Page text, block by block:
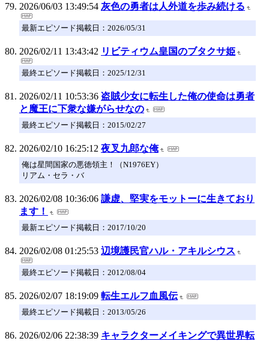
2026/06/03 13:49:54 灰色の勇者は人外道を歩み続ける
最新エピソード掲載日：2026/05/31
2026/02/11 13:43:42 リビティウム皇国のブタクサ姫
最終エピソード掲載日：2025/12/31
2026/02/11 10:53:36 盗賊少女に転生した俺の使命は勇者
と魔王に下衆な嫌がらせなの
最終エピソード掲載日：2015/02/27
2026/02/10 16:25:12 夜叉九郎な俺
俺は星間国家の悪徳領主！（N1976EY）
リアム・セラ・バ
2026/02/08 10:36:06 謙虚、堅実をモットーに生きており
ます！
最新エピソード掲載日：2017/10/20
2026/02/08 01:25:53 辺境護民官ハル・アキルシウス
最終エピソード掲載日：2012/08/04
2026/02/07 18:19:09 転生エルフ血風伝
最終エピソード掲載日：2013/05/26
2026/02/06 22:38:39 キャラクターメイキングで異世界転